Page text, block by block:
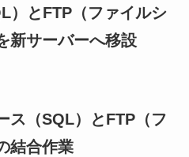
）とFTP（ファイルシ
新サーバーへ移設
ス（SQL）とFTP（フ
結合作業